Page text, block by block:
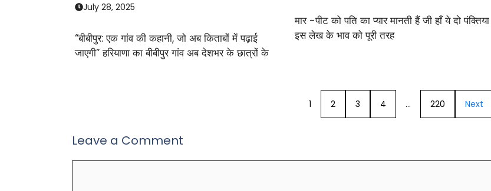
July 28, 2025
“बीबीपुर: एक गांव की कहानी, जो अब किताबों में पढ़ाई
जाएगी” हरियाणा का बीबीपुर गांव अब देशभर के छात्रों के
मार -पीट को पति का प्यार मानती हैं जी हाँ ये दो पंक्तिया
इस लेख के भाव को पूरी तरह
1 2 3 4 … 220 Next
Leave a Comment